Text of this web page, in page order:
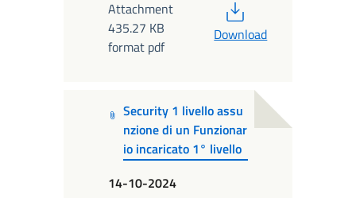
Attachment
435.27 KB
format pdf
Download
Security 1 livello assu
nzione di un Funzionar
io incaricato 1° livello
14-10-2024